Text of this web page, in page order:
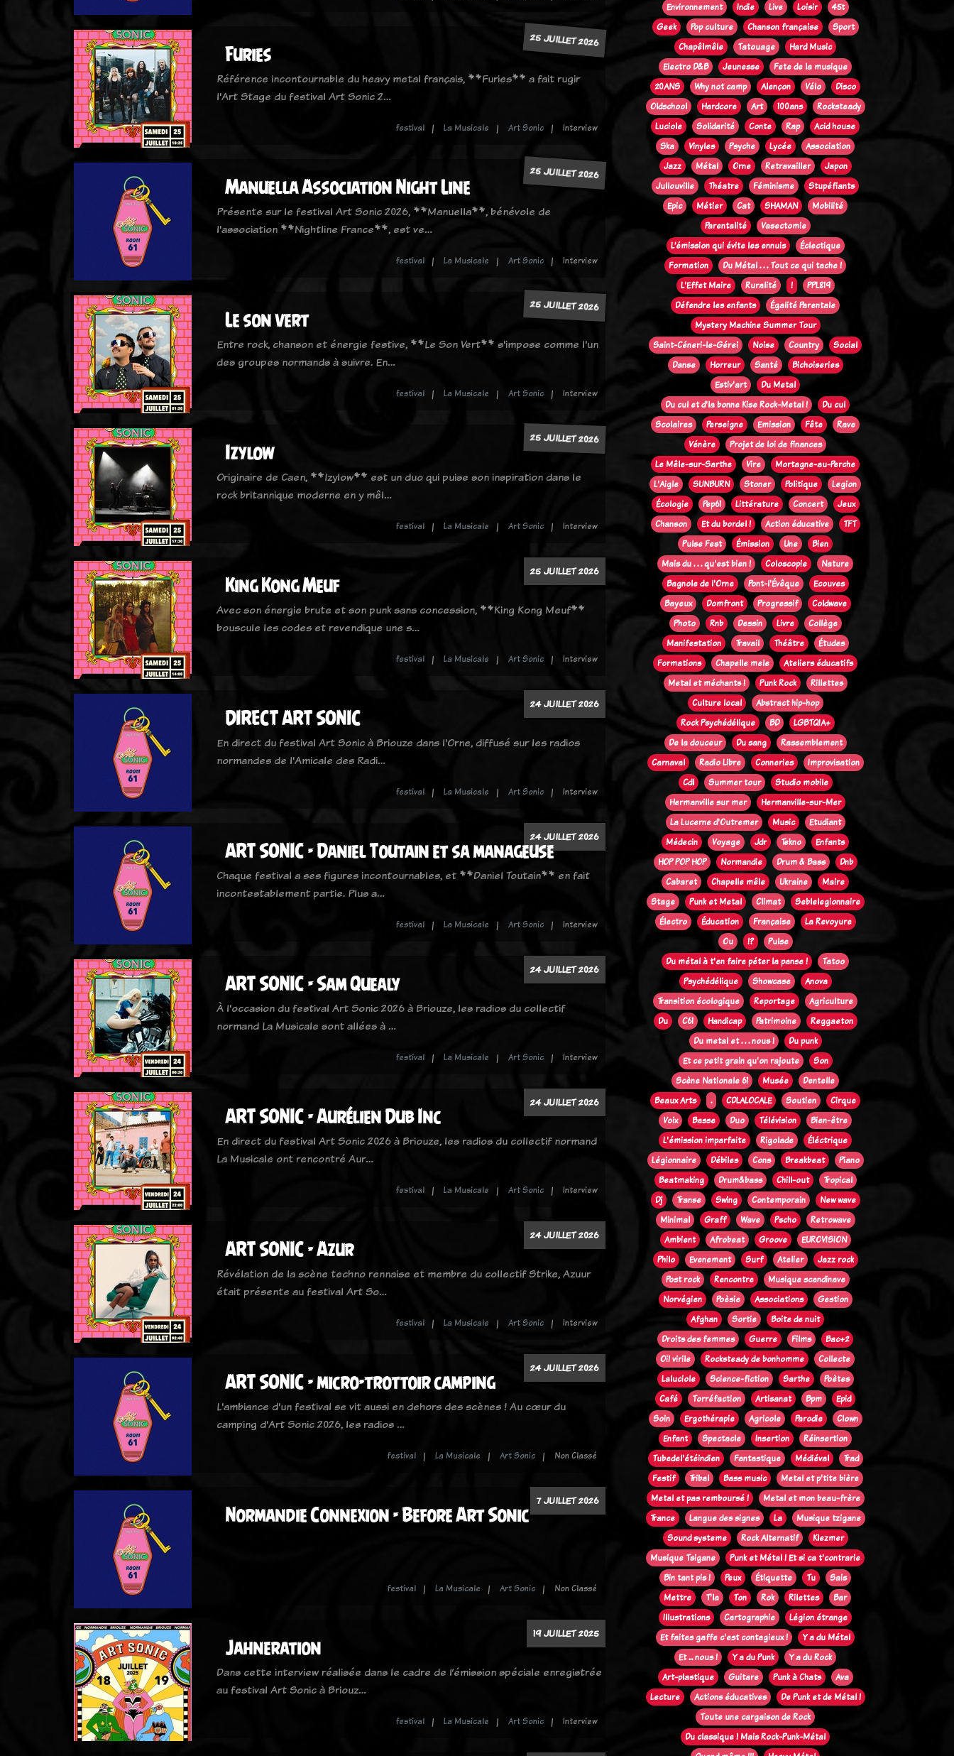
25 JUILLET 2026
Furies
Référence incontournable du heavy metal français, **Furies** a fait rugir
l'Art Stage du festival Art Sonic 2…
festival La Musicale Art Sonic Interview
25 JUILLET 2026
Manuella Association Night Line
Présente sur le festival Art Sonic 2026, **Manuella**, bénévole de
l'association **Nightline France**, est ve…
festival La Musicale Art Sonic Interview
25 JUILLET 2026
Le son vert
Entre rock, chanson et énergie festive, **Le Son Vert** s'impose comme l'un
des groupes normands à suivre. En…
festival La Musicale Art Sonic Interview
25 JUILLET 2026
Izylow
Originaire de Caen, **Izylow** est un duo qui puise son inspiration dans le
rock britannique moderne en y mêl…
festival La Musicale Art Sonic Interview
25 JUILLET 2026
King Kong Meuf
Avec son énergie brute et son punk sans concession, **King Kong Meuf**
bouscule les codes et revendique une s…
festival La Musicale Art Sonic Interview
24 JUILLET 2026
DIRECT ART SONIC
En direct du festival Art Sonic à Briouze dans l'Orne, diffusé sur les radios
normandes de l'Amicale des Radi…
festival La Musicale Art Sonic Interview
24 JUILLET 2026
ART SONIC - Daniel Toutain et sa manageuse
Chaque festival a ses figures incontournables, et **Daniel Toutain** en fait
incontestablement partie. Plus a…
festival La Musicale Art Sonic Interview
24 JUILLET 2026
ART SONIC - Sam Quealy
À l'occasion du festival Art Sonic 2026 à Briouze, les radios du collectif
normand La Musicale sont allées à …
festival La Musicale Art Sonic Interview
24 JUILLET 2026
ART SONIC - Aurélien Dub Inc
En direct du festival Art Sonic 2026 à Briouze, les radios du collectif normand
La Musicale ont rencontré Aur…
festival La Musicale Art Sonic Interview
24 JUILLET 2026
ART SONIC - Azur
Révélation de la scène techno rennaise et membre du collectif Strike, Azuur
était présente au festival Art So…
festival La Musicale Art Sonic Interview
24 JUILLET 2026
ART SONIC - micro-trottoir camping
L'ambiance d'un festival se vit aussi en dehors des scènes ! Au cœur du
camping d'Art Sonic 2026, les radios …
festival La Musicale Art Sonic Non Classé
7 JUILLET 2026
Normandie Connexion - Before Art Sonic
festival La Musicale Art Sonic Non Classé
19 JUILLET 2025
Jahneration
Dans cette interview réalisée dans le cadre de l’émission spéciale enregistrée
au festival Art Sonic à Briouz…
festival La Musicale Art Sonic Interview
Environnement
Indie Live Loisir
45t
Geek
Pop culture Chanson française
Sport
Chapêlmêle
Tatouage
Hard Music
Electro D&B
Jeunesse
Fete de la musique
20ANS
Why not camp Alençon Vélo
Disco
Oldschool
Hardcore Art 100ans
Rocksteady
Luciole
Solidarité Conte Rap
Acid house
Ska
Vinyles Psyche Lycée
Association
Jazz
Métal Orne Retravailler
Japon
Jullouville
Théatre Féminisme
Stupéfiants
Epic
Métier Cat SHAMAN
Mobilité
Parentalité
Vasectomie
L’émission qui évite les ennuis
Éclectique
Formation
Du Métal . . . Tout ce qui tache !
L'Effet Maire
Ruralité !
PPL819
Défendre les enfants
Égalité Parentale
Mystery Machine Summer Tour
Saint-Céneri-le-Gérei
Noise Country
Social
Danse
Horreur Santé
Bichoiseries
Estiv'art
Du Metal
Du cul et d'la bonne Kise Rock-Metal !
Du cul
Scolaires
Perseigne Emission Fête
Rave
Vénère
Projet de loi de finances
Le Mêle-sur-Sarthe
Vire
Mortagne-au-Perche
L'Aigle
SUNBURN Stoner Politique
Legion
Écologie
Pep61 Littérature Concert
Jeux
Chanson
Et du bordel ! Action éducative
TFT
Pulse Fest
Émission Une
Bien
Mais du . . . qu'est bien !
Coloscopie
Nature
Bagnole de l'Orne
Pont-l'Évêque
Ecouves
Bayeux
Domfront Progressif
Coldwave
Photo
Rnb Dessin Livre
Collège
Manifestation
Travail Théâtre
Études
Formations
Chapelle mele
Ateliers éducatifs
Metal et méchants !
Punk Rock
Rillettes
Culture local
Abstract hip-hop
Rock Psychédélique
BD
LGBTQIA+
De la douceur
Du sang
Rassemblement
Carnaval
Radio Libre Conneries
Improvisation
Cdl
Summer tour
Studio mobile
Hermanville sur mer
Hermanville-sur-Mer
La Lucerne d'Outremer
Music
Etudiant
Médecin
Voyage Jdr Tekno
Enfants
HOP POP HOP
Normandie Drum & Bass
Dnb
Cabaret
Chapelle mêle Ukraine
Maire
Stage
Punk et Metal Climat
Seblelegionnaire
Électro
Éducation Française
La Revoyure
Ou
!?
Pulse
Du métal à t'en faire péter la panse !
Tatoo
Psychédélique
Showcase
Anova
Transition écologique
Reportage
Agriculture
Du
C61 Handicap Patrimoine
Reggaeton
Du metal et . . . nous !
Du punk
Et ce petit grain qu'on rajoute
Son
Scène Nationale 61
Musée
Dentelle
Beaux Arts
. CDLALOCALE Soutien
Cirque
Voix
Basse Duo Télévision
Bien-être
L'émission imparfaite
Rigolade
Éléctrique
Légionnaire
Débiles Cons Breakbeat
Piano
Beatmaking
Drum&bass Chill-out
Tropical
Dj
Transe Swing Contemporain
New wave
Minimal
Graff Wave Pscho
Retrowave
Ambient
Afrobeat Groove
EUROVISION
Philo
Evenement Surf Atelier
Jazz rock
Post rock
Rencontre
Musique scandinave
Norvégien
Poèsie Associations
Gestion
Afghan
Sortie
Boite de nuit
Droits des femmes
Guerre Films
Bac+2
Oi! virile
Rocksteady de bonhomme
Collecte
Laluciole
Science-fiction Sarthe
Poètes
Café
Torréfaction Artisanat Bpm
Epid
Soin
Ergothérapie Agricole Parodie
Clown
Enfant
Spectacle Insertion
Réinsertion
Tubedel'étéindien
Fantastique Médiéval
Trad
Festif
Tribal Bass music
Metal et p'tite bière
Metal et pas remboursé !
Metal et mon beau-frère
Trance
Langue des signes La
Musique tzigane
Sound systeme
Rock Alternatif
Klezmer
Musique Tsigane
Punk et Métal ! Et si ca t'contrarie
Bin tant pis !
Peux Étiquette Tu
Sais
Mettre
T'la Ton Rok Rilettes
Bar
Illustrations
Cartographie
Légion étrange
Et faites gaffe c'est contagieux !
Y a du Métal
Et ... nous !
Y a du Punk
Y a du Rock
Art-plastique
Guitare Punk à Chats
Ava
Lecture
Actions éducatives
De Punk et de Métal !
Toute une cargaison de Rock
Du classique ! Mais Rock-Punk-Métal